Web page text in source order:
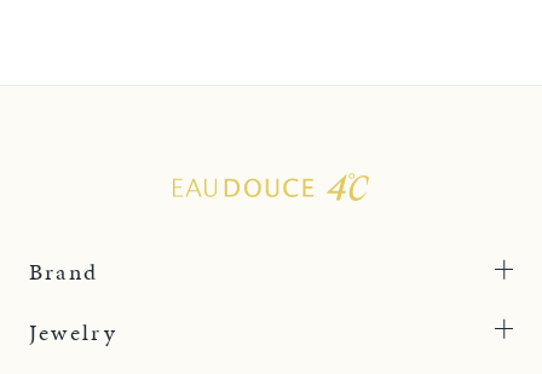
Brand
Jewelry